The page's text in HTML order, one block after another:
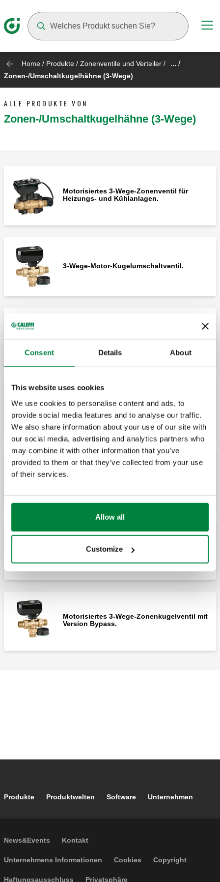
Consent Details About
This website uses cookies
We use cookies to personalise content and ads, to
provide social media features and to analyse our traffic.
We also share information about your use of our site with
our social media, advertising and analytics partners who
may combine it with other information that you’ve
provided to them or that they’ve collected from your use
of their services.
Allow all
Customize
Home / Produkte / Zonenventile und Verteiler / ... /
Zonen-/Umschaltkugelhähne (3-Wege)
ALLE PRODUKTE VON
Zonen-/Umschaltkugelhähne (3-Wege)
Motorisiertes 3-Wege-Zonenventil für
Heizungs- und Kühlanlagen.
3-Wege-Motor-Kugelumschaltventil.
3-Wege-Motor-Zonenkugelventil mit
Bypass-T-Stück.
3-Wege-Motorkugelventil.
3-Wege-Motorkugelventil.
Motorisiertes 3-Wege-Zonenkugelventil mit
Version Bypass.
Footer main navigation
Produkte Produktwelten Software Unternehmen
Footer secondary navigation
News&Events Kontakt
Footer menu
Unternehmens Informationen Cookies Copyright
Haftungsausschluss Privatsphäre